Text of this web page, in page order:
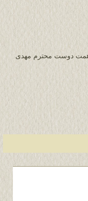
سایت 24 ساعت به همت دوست محترم مهدی